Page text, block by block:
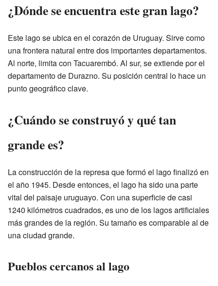
¿Dónde se encuentra este gran lago?
Este lago se ubica en el corazón de Uruguay. Sirve como
una frontera natural entre dos importantes departamentos.
Al norte, limita con Tacuarembó. Al sur, se extiende por el
departamento de Durazno. Su posición central lo hace un
punto geográfico clave.
¿Cuándo se construyó y qué tan
grande es?
La construcción de la represa que formó el lago finalizó en
el año 1945. Desde entonces, el lago ha sido una parte
vital del paisaje uruguayo. Con una superficie de casi
1240 kilómetros cuadrados, es uno de los lagos artificiales
más grandes de la región. Su tamaño es comparable al de
una ciudad grande.
Pueblos cercanos al lago